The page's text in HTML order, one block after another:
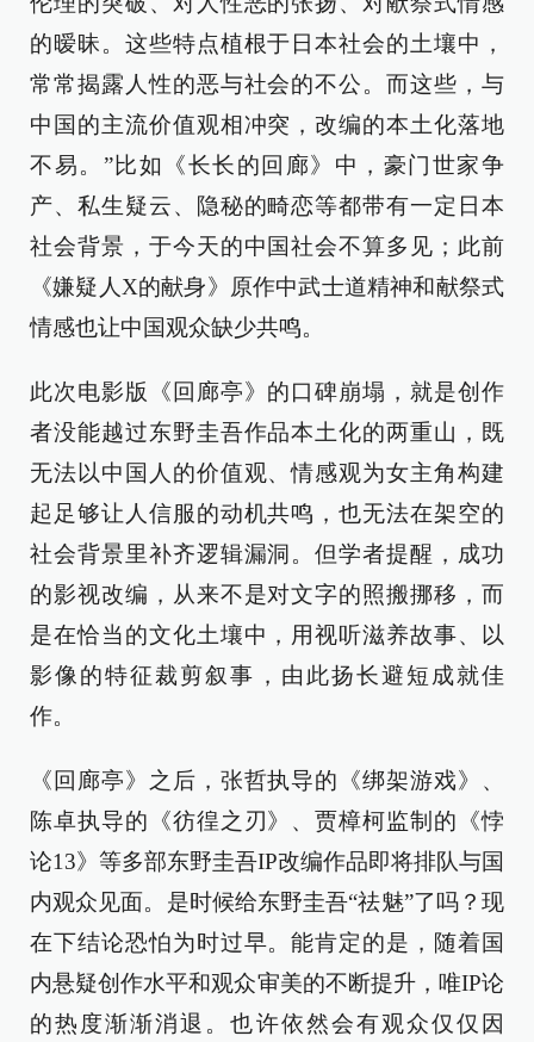
的暧昧。这些特点植根于日本社会的土壤中，
常常揭露人性的恶与社会的不公。而这些，与
中国的主流价值观相冲突，改编的本土化落地
不易。”比如《长长的回廊》中，豪门世家争
产、私生疑云、隐秘的畸恋等都带有一定日本
社会背景，于今天的中国社会不算多见；此前
《嫌疑人X的献身》原作中武士道精神和献祭式
情感也让中国观众缺少共鸣。
此次电影版《回廊亭》的口碑崩塌，就是创作
者没能越过东野圭吾作品本土化的两重山，既
无法以中国人的价值观、情感观为女主角构建
起足够让人信服的动机共鸣，也无法在架空的
社会背景里补齐逻辑漏洞。但学者提醒，成功
的影视改编，从来不是对文字的照搬挪移，而
是在恰当的文化土壤中，用视听滋养故事、以
影像的特征裁剪叙事，由此扬长避短成就佳
作。
《回廊亭》之后，张哲执导的《绑架游戏》、
陈卓执导的《彷徨之刃》、贾樟柯监制的《悖
论13》等多部东野圭吾IP改编作品即将排队与国
内观众见面。是时候给东野圭吾“祛魅”了吗？现
在下结论恐怕为时过早。能肯定的是，随着国
内悬疑创作水平和观众审美的不断提升，唯IP论
的热度渐渐消退。也许依然会有观众仅仅因